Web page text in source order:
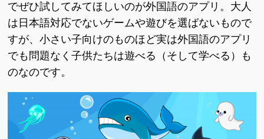
でぜひ試してみてほしいのが外国語のアプリ。大人
は日本語対応でないゲームや遊びを選ばないもので
すが、小さい子向けのものほど実は外国語のアプリ
でも問題なく子供たちは遊べる（そして学べる）も
のなのです。